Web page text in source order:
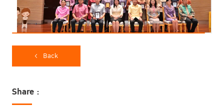
ดร.พิเศษ สอาดเย็น ผู้อำนวยการสถาบันเพื่อการยุติธรรมแห่งประเทศไทย
ระดับ “องค์กรคุณธรรมต้นแบบ”
Back
Share :